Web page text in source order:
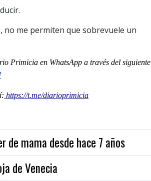
no me permiten que sobrevuele un
Primicia en WhatsApp a través del siguiente
https://t.me/diarioprimicia
de mama desde hace 7 años
de Venecia